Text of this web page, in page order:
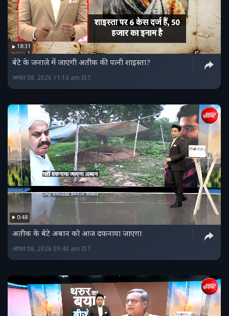
18:31
बेटे के जनाजे में जाएगी अतीक की पत्नी शाइस्ता?
अगस्त 08, 2026 11:10 am IST
0:48
अतीक के बेटे अबान को आज दफनाया जाएगा
अगस्त 08, 2026 09:40 am IST